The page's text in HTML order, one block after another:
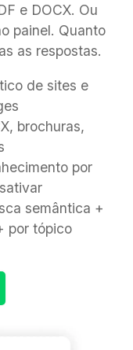
e DOCX. Ou
painel. Quanto
as respostas.
de sites e
brochuras,
por
semântica +
por tópico